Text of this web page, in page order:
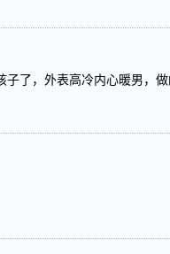
子了，外表高冷内心暖男，